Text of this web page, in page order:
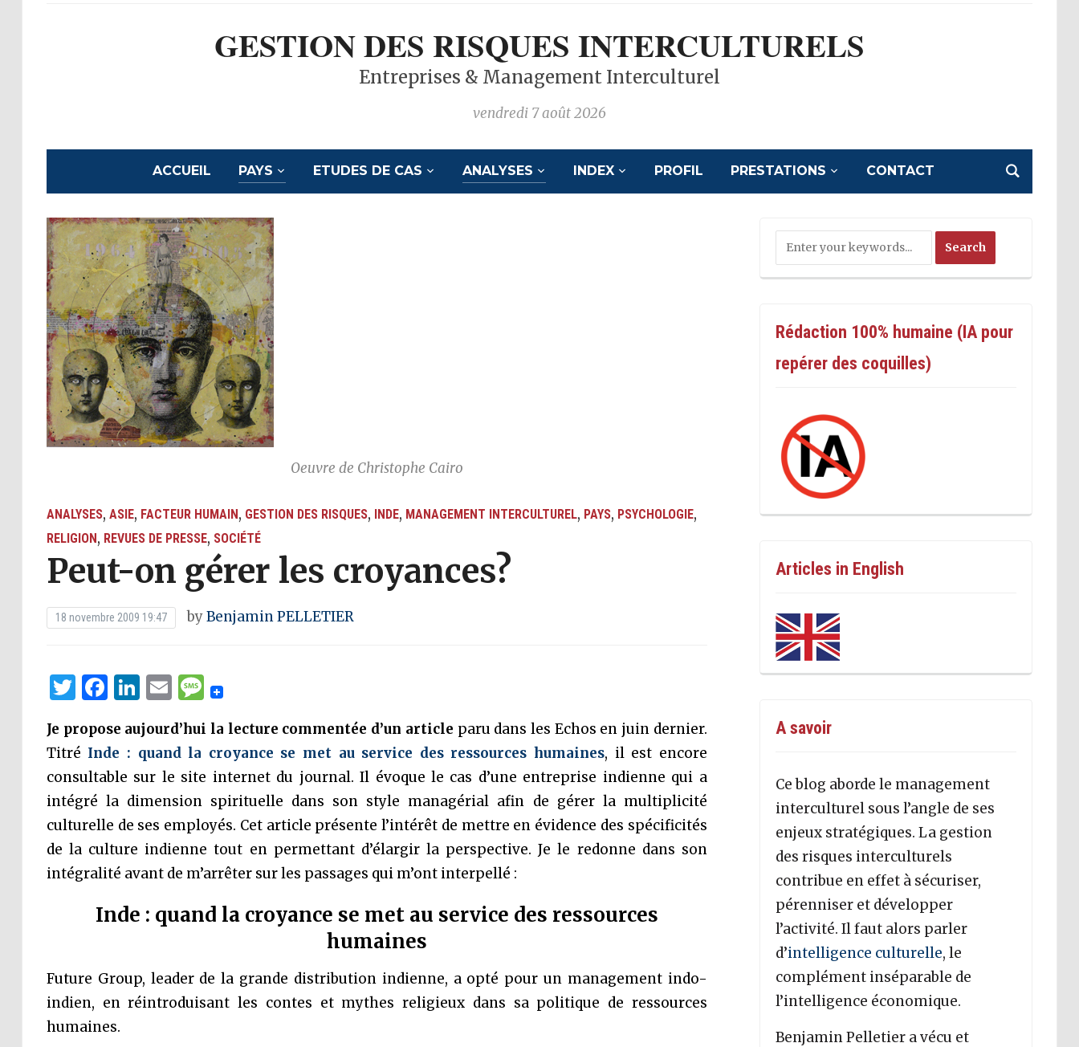
GESTION DES RISQUES INTERCULTURELS
Entreprises & Management Interculturel
vendredi 7 août 2026
ACCUEIL PAYS ETUDES DE CAS ANALYSES INDEX PROFIL PRESTATIONS CONTACT
Oeuvre de Christophe Cairo
ANALYSES, ASIE, FACTEUR HUMAIN, GESTION DES RISQUES, INDE, MANAGEMENT INTERCULTUREL, PAYS, PSYCHOLOGIE,
RELIGION, REVUES DE PRESSE, SOCIÉTÉ
Peut-on gérer les croyances?
18 novembre 2009 19:47 byBenjamin PELLETIER
Twitter
Facebook
LinkedIn
EmailMessage
Je propose aujourd’hui la lecture commentée d’un article paru dans les Echos en juin dernier.
Titré Inde : quand la croyance se met au service des ressources humaines, il est encore
consultable sur le site internet du journal. Il évoque le cas d’une entreprise indienne qui a
intégré la dimension spirituelle dans son style managérial afin de gérer la multiplicité
culturelle de ses employés. Cet article présente l’intérêt de mettre en évidence des spécificités
de la culture indienne tout en permettant d’élargir la perspective. Je le redonne dans son
intégralité avant de m’arrêter sur les passages qui m’ont interpellé :
Inde : quand la croyance se met au service des ressources
humaines
Future Group, leader de la grande distribution indienne, a opté pour un management indo-
indien, en réintroduisant les contes et mythes religieux dans sa politique de ressources
humaines.
Rédaction 100% humaine (IA pour
repérer des coquilles)
Articles in English
A savoir
Ce blog aborde le management
interculturel sous l’angle de ses
enjeux stratégiques. La gestion
des risques interculturels
contribue en effet à sécuriser,
pérenniser et développer
l’activité. Il faut alors parler
d’intelligence culturelle, le
complément inséparable de
l’intelligence économique.
Benjamin Pelletier a vécu et